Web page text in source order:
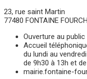
23, rue saint Martin
77480 FONTAINE
Ouverture au
Accueil
du lundi au vendredi
de 9h30 à 13h et
mairie.fontaine-